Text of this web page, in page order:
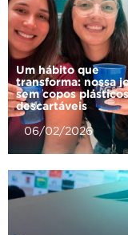
Um hábito que
transforma: nossa
sem copos plásticos
descartáveis
06/02/2026